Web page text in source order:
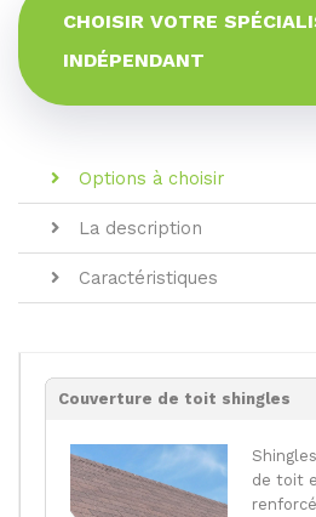
CHOISIR VOTRE
INDÉPENDANT
Options à choisir
La description
Caractéristiques
Couverture de toit shingles
de toit